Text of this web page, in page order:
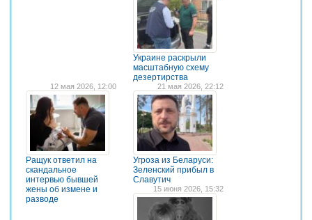
Украине раскрыли
масштабную схему
дезертирства
12 мая 2026, 12:00
Ращук ответил на
скандальное
интервью бывшей
жены об измене и
разводе
21 мая 2026, 22:12
Угроза из Беларуси:
Зеленский прибыл в
Славутич
15 июня 2026, 15:32